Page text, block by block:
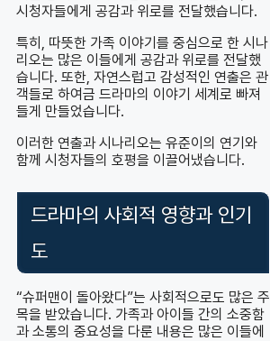
시청자들에게 공감과 위로를 전달했습니다.
특히, 따뜻한 가족 이야기를 중심으로 한 시나
리오는 많은 이들에게 공감과 위로를 전달했
습니다. 또한, 자연스럽고 감성적인 연출은 관
객들로 하여금 드라마의 이야기 세계로 빠져
들게 만들었습니다.
이러한 연출과 시나리오는 유준이의 연기와
함께 시청자들의 호평을 이끌어냈습니다.
드라마의 사회적 영향과 인기
도
“슈퍼맨이 돌아왔다”는 사회적으로도 많은 주
목을 받았습니다. 가족과 아이들 간의 소중함
과 소통의 중요성을 다룬 내용은 많은 이들에